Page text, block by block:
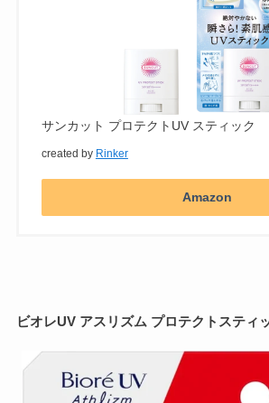
サンカット プロテクトUV スティック
created by Rinker
Amazon
ビオレUV アスリズム プロテクトスティ